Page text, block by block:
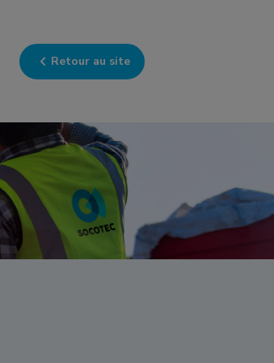
Retour au site